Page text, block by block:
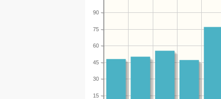
15
30
45
60
75
90